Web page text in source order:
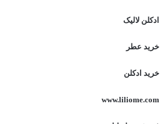
ادکلن لالیک
خرید عطر
خرید ادکلن
www.liliome.com